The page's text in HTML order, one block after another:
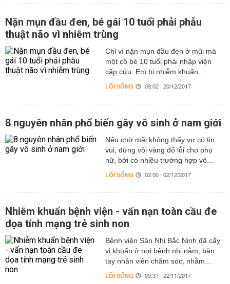
Nặn mụn đầu đen, bé gái 10 tuổi phải phẫu
thuật não vì nhiễm trùng
Chỉ vì nặn mụn đầu đen ở mũi mà
một cô bé 10 tuổi phải nhập viện
cấp cứu. Em bị nhiễm khuẩn...
LỐI SỐNG 09:02 | 20/12/2017
8 nguyên nhân phổ biến gây vô sinh ở nam giới
Nếu chờ mãi không thấy vợ có tin
vui, đừng vội vàng đổ lỗi cho phụ
nữ, bởi có nhiều trường hợp vô...
LỐI SỐNG 02:00 | 02/12/2017
Nhiễm khuẩn bệnh viện - vấn nạn toàn cầu đe
dọa tính mạng trẻ sinh non
Bệnh viện Sản Nhi Bắc Ninh đã cấy
vi khuẩn ở nơi bệnh nhi nằm, bàn
tay nhân viên chăm sóc, nhằm...
LỐI SỐNG 09:37 | 22/11/2017